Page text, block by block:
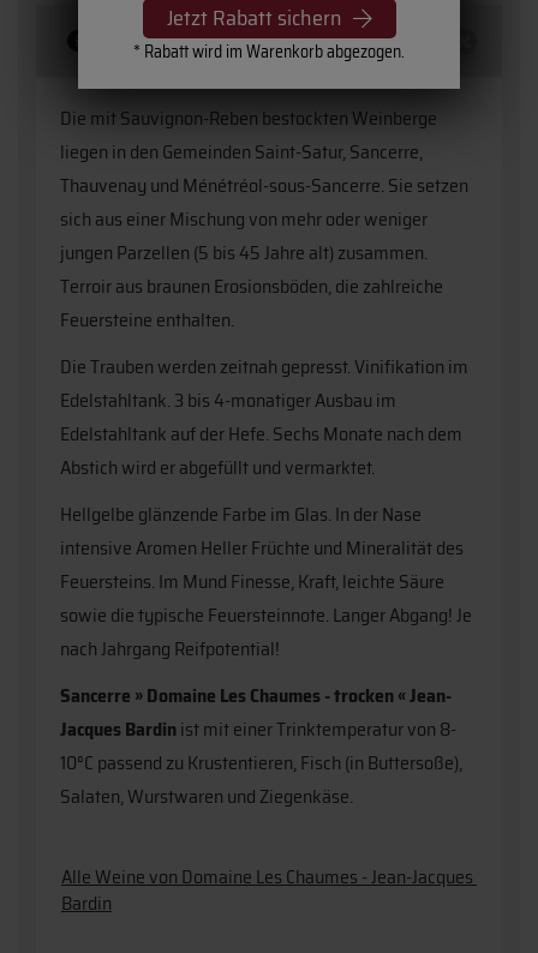
Jetzt Rabatt sichern
* Rabatt wird im Warenkorb abgezogen.
Beschreibung
Die mit Sauvignon-Reben bestockten Weinberge
liegen in den Gemeinden Saint-Satur, Sancerre,
Thauvenay und Ménétréol-sous-Sancerre. Sie setzen
sich aus einer Mischung von mehr oder weniger
jungen Parzellen (5 bis 45 Jahre alt) zusammen.
Terroir aus braunen Erosionsböden, die zahlreiche
Feuersteine enthalten.
Die Trauben werden zeitnah gepresst. Vinifikation im
Edelstahltank. 3 bis 4-monatiger Ausbau im
Edelstahltank auf der Hefe. Sechs Monate nach dem
Abstich wird er abgefüllt und vermarktet.
Hellgelbe glänzende Farbe im Glas. In der Nase
intensive Aromen Heller Früchte und Mineralität des
Feuersteins. Im Mund Finesse, Kraft, leichte Säure
sowie die typische Feuersteinnote. Langer Abgang! Je
nach Jahrgang Reifpotential!
Sancerre » Domaine Les Chaumes - trocken « Jean-
Jacques Bardinist mit einer Trinktemperatur von 8-
10°C passend zu Krustentieren, Fisch (in Buttersoße),
Salaten, Wurstwaren und Ziegenkäse.
Alle Weine von Domaine Les Chaumes - Jean-Jacques
Bardin